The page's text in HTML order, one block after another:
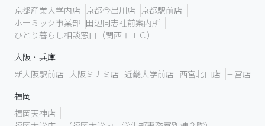
京都産業大学内店 京都今出川店 京都駅前店
ホーミック事業部 田辺同志社前案内所
ひとり暮らし相談窓口（関西ＴＩＣ）
大阪・兵庫
新大阪駅前店 大阪ミナミ店 近畿大学前店 西宮北口店 三宮店
福岡
福岡天神店